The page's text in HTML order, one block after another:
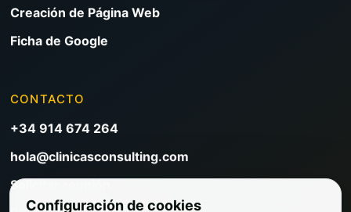
Creación de Página Web
Ficha de Google
CONTACTO
+34 914 674 264
hola@clinicasconsulting.com
Solicitar reunión
Configuración de cookies